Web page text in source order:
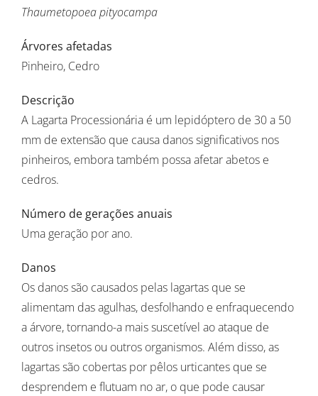
Thaumetopoea pityocampa
Árvores afetadas
Pinheiro, Cedro
Descrição
A Lagarta Processionária é um lepidóptero de 30 a 50
mm de extensão que causa danos significativos nos
pinheiros, embora também possa afetar abetos e
cedros.
Número de gerações anuais
Uma geração por ano.
Danos
Os danos são causados ​​pelas lagartas que se
alimentam das agulhas, desfolhando e enfraquecendo
a árvore, tornando-a mais suscetível ao ataque de
outros insetos ou outros organismos. Além disso, as
lagartas são cobertas por pêlos urticantes que se
desprendem e flutuam no ar, o que pode causar